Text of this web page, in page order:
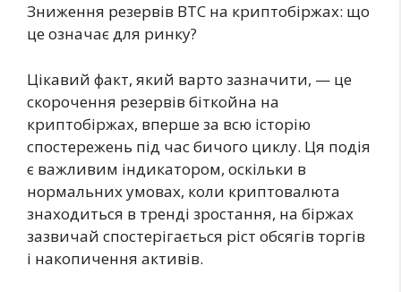
Зниження резервів BTC на криптобіржах: що
це означає для ринку?
Цікавий факт, який варто зазначити, — це
скорочення резервів біткойна на
криптобіржах, вперше за всю історію
спостережень під час бичого циклу. Ця подія
є важливим індикатором, оскільки в
нормальних умовах, коли криптовалюта
знаходиться в тренді зростання, на біржах
зазвичай спостерігається ріст обсягів торгів
і накопичення активів.